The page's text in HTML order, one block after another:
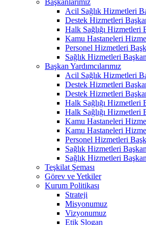
Acil Sağlık Hizmetleri
Destek Hizmetleri
Halk Sağlığı Hizmetleri
Kamu Hastaneleri
Personel Hizmetleri
Sağlık Hizmetleri
Başkan Yardımcılarımız
Acil Sağlık Hizmetleri
Destek Hizmetleri Başkan
Destek Hizmetleri Başkan
Halk Sağlığı Hizmetleri
Halk Sağlığı Hizmetleri
Kamu Hastaneleri
Kamu Hastaneleri
Personel Hizmetleri
Sağlık Hizmetleri Başkan
Sağlık Hizmetleri Başkan
Teşkilat Şeması
Görev ve Yetkiler
Kurum Politikası
Strateji
Misyonumuz
Vizyonumuz
Etik Slogan